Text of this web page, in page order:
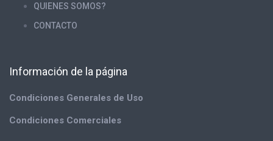
QUIENES SOMOS?
CONTACTO
Información de la página
Condiciones Generales de Uso
Condiciones Comerciales